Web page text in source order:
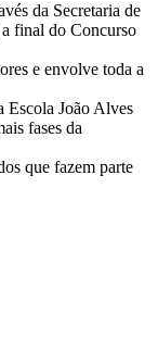
da Secretaria de
final do Concurso
e envolve toda a
Escola João Alves
fases da
que fazem parte